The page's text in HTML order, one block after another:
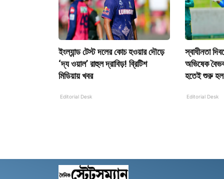
ইংল্যান্ড টেস্ট দলের কোচ হওয়ার দৌড়ে
‘দ্য ওয়াল’ রাহুল দ্রাবিড়! ব্রিটিশ
মিডিয়ায় খবর
Editorial Desk
স্বাধীনতা
অভিষেক
হতেই শুরু হল
Editorial Desk